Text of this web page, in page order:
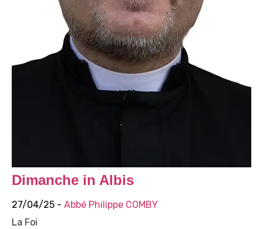
Dimanche in Albis
27/04/25 - Abbé Philippe COMBY
La Foi